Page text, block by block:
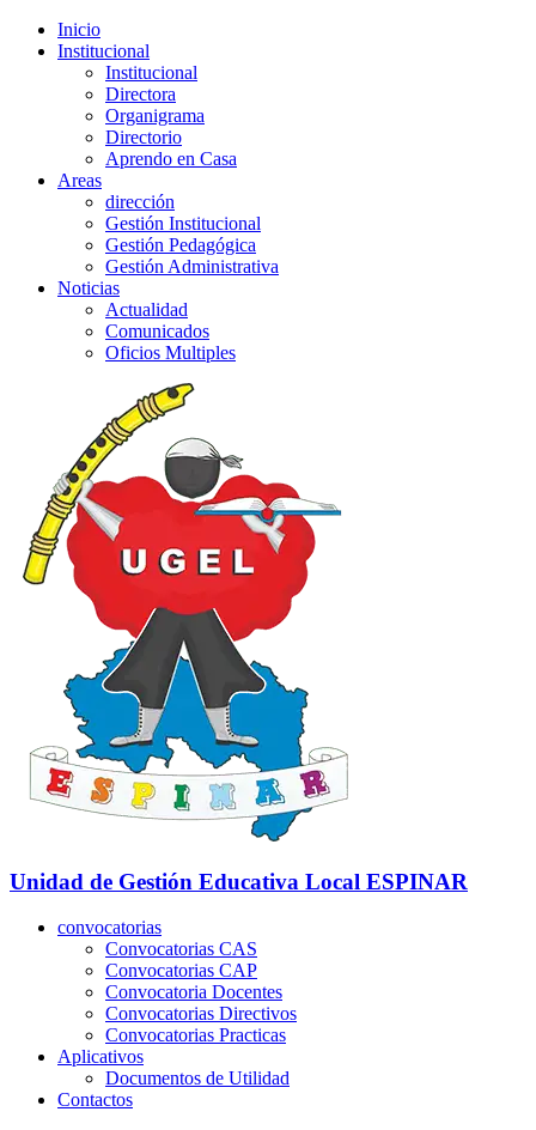
Inicio
Institucional
Institucional
Directora
Organigrama
Directorio
Aprendo en Casa
Areas
dirección
Gestión Institucional
Gestión Pedagógica
Gestión Administrativa
Noticias
Actualidad
Comunicados
Oficios Multiples
Unidad de Gestión Educativa Local ESPINAR
convocatorias
Convocatorias CAS
Convocatorias CAP
Convocatoria Docentes
Convocatorias Directivos
Convocatorias Practicas
Aplicativos
Documentos de Utilidad
Contactos